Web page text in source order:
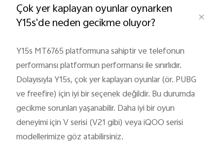
Türkiye | Ülke/bölge seçin
Çok yer kaplayan oyunlar oynarken
Y15s'de neden gecikme oluyor?
Y15s MT6765 platformuna sahiptir ve telefonun
performansı platformun performansı ile sınırlıdır.
Dolayısıyla Y15s, çok yer kaplayan oyunlar (ör. PUBG
ve freefire) için iyi bir seçenek değildir. Bu durumda
gecikme sorunları yaşanabilir. Daha iyi bir oyun
deneyimi için V serisi (V21 gibi) veya iQOO serisi
modellerimize göz atabilirsiniz.